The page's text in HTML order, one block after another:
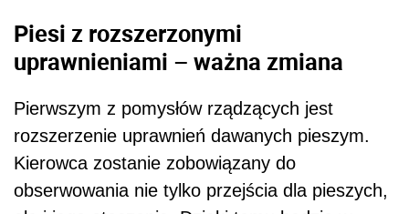
Piesi z rozszerzonymi
uprawnieniami – ważna zmiana
Pierwszym z pomysłów rządzących jest
rozszerzenie uprawnień dawanych pieszym.
Kierowca zostanie zobowiązany do
obserwowania nie tylko przejścia dla pieszych,